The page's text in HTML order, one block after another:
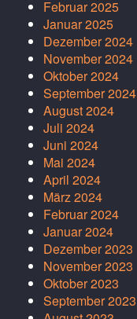
Februar 2025
Januar 2025
Dezember 2024
November 2024
Oktober 2024
September 2024
August 2024
Juli 2024
Juni 2024
Mai 2024
April 2024
März 2024
Februar 2024
Januar 2024
Dezember 2023
November 2023
Oktober 2023
September 2023